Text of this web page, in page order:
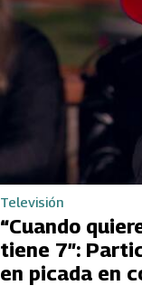
Televisión
“Cuando
tiene 7″:
en picada en